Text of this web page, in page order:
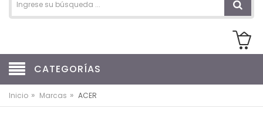
CATEGORÍAS
Inicio » Marcas » ACER